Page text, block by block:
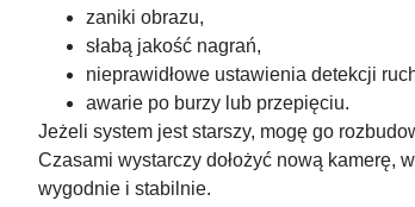
zaniki obrazu,
słabą jakość nagrań,
nieprawidłowe ustawienia detekcji
awarie po burzy lub przepięciu.
Jeżeli system jest starszy, mogę go
Czasami wystarczy dołożyć nową kamerę,
wygodnie i stabilnie.